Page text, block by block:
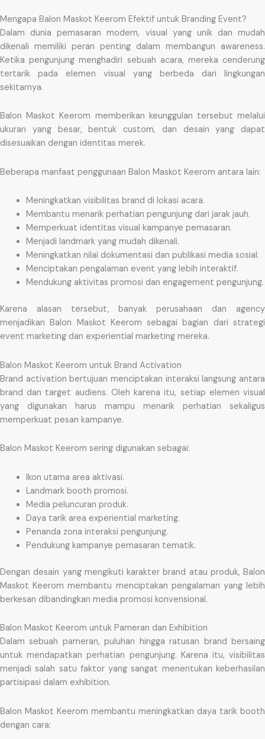
Mengapa Balon Maskot Keerom Efektif untuk Branding Event?
Dalam dunia pemasaran modern, visual yang unik dan mudah
dikenali memiliki peran penting dalam membangun awareness.
Ketika pengunjung menghadiri sebuah acara, mereka cenderung
tertarik pada elemen visual yang berbeda dari lingkungan
sekitarnya.
Balon Maskot Keerom memberikan keunggulan tersebut melalui
ukuran yang besar, bentuk custom, dan desain yang dapat
disesuaikan dengan identitas merek.
Beberapa manfaat penggunaan Balon Maskot Keerom antara lain:
Meningkatkan visibilitas brand di lokasi acara.
Membantu menarik perhatian pengunjung dari jarak jauh.
Memperkuat identitas visual kampanye pemasaran.
Menjadi landmark yang mudah dikenali.
Meningkatkan nilai dokumentasi dan publikasi media sosial.
Menciptakan pengalaman event yang lebih interaktif.
Mendukung aktivitas promosi dan engagement pengunjung.
Karena alasan tersebut, banyak perusahaan dan agency
menjadikan Balon Maskot Keerom sebagai bagian dari strategi
event marketing dan experiential marketing mereka.
Balon Maskot Keerom untuk Brand Activation
Brand activation bertujuan menciptakan interaksi langsung antara
brand dan target audiens. Oleh karena itu, setiap elemen visual
yang digunakan harus mampu menarik perhatian sekaligus
memperkuat pesan kampanye.
Balon Maskot Keerom sering digunakan sebagai:
Ikon utama area aktivasi.
Landmark booth promosi.
Media peluncuran produk.
Daya tarik area experiential marketing.
Penanda zona interaksi pengunjung.
Pendukung kampanye pemasaran tematik.
Dengan desain yang mengikuti karakter brand atau produk, Balon
Maskot Keerom membantu menciptakan pengalaman yang lebih
berkesan dibandingkan media promosi konvensional.
Balon Maskot Keerom untuk Pameran dan Exhibition
Dalam sebuah pameran, puluhan hingga ratusan brand bersaing
untuk mendapatkan perhatian pengunjung. Karena itu, visibilitas
menjadi salah satu faktor yang sangat menentukan keberhasilan
partisipasi dalam exhibition.
Balon Maskot Keerom membantu meningkatkan daya tarik booth
dengan cara: